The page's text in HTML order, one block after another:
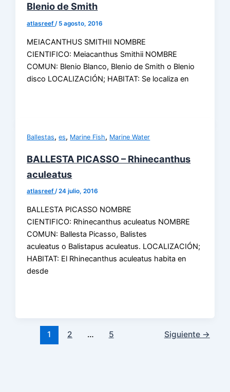
Blenio de Smith
atlasreef/ 5 agosto, 2016
MEIACANTHUS SMITHII NOMBRE
CIENTIFICO: Meiacanthus Smithii NOMBRE
COMUN: Blenio Blanco, Blenio de Smith o Blenio
disco LOCALIZACIÓN; HABITAT: Se localiza en
Ballestas,es, Marine Fish, Marine Water
BALLESTA PICASSO – Rhinecanthus
aculeatus
atlasreef/24 julio, 2016
BALLESTA PICASSO NOMBRE
CIENTIFICO: Rhinecanthus aculeatus NOMBRE
COMUN: Ballesta Picasso, Balistes
aculeatus o Balistapus aculeatus. LOCALIZACIÓN;
HABITAT: El Rhinecanthus aculeatus habita en
desde
1 2 … 5 Siguiente →